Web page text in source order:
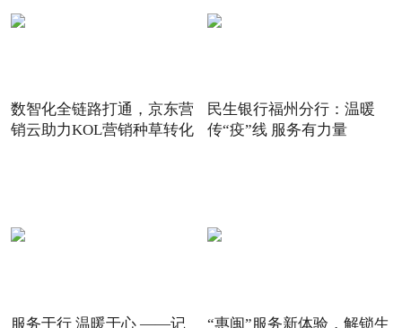
数智化全链路打通，京东营
销云助力KOL营销种草转化
民生银行福州分行：温暖
传“疫”线 服务有力量
服务于行 温暖于心 ——记
“惠闽”服务新体验，解锁生